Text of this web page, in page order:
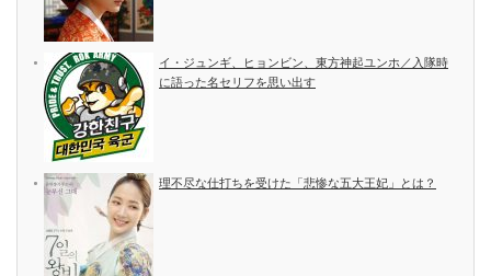
イ・ジュンギ、ヒョンビン、東方神起ユンホ／入隊時
に語った名セリフを思い出す
理不尽な仕打ちを受けた「悲惨な五大王妃」とは？